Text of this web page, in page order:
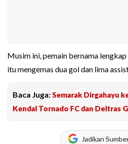
Musim ini, pemain bernama lengkap
itu mengemas dua gol dan lima
Baca Juga:Semarak Dirgahayu
Kendal Tornado FC dan Deltras
Jadikan